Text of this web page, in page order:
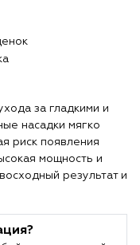
за гладкими и
насадки мягко
риск появления
мощность и
результат и